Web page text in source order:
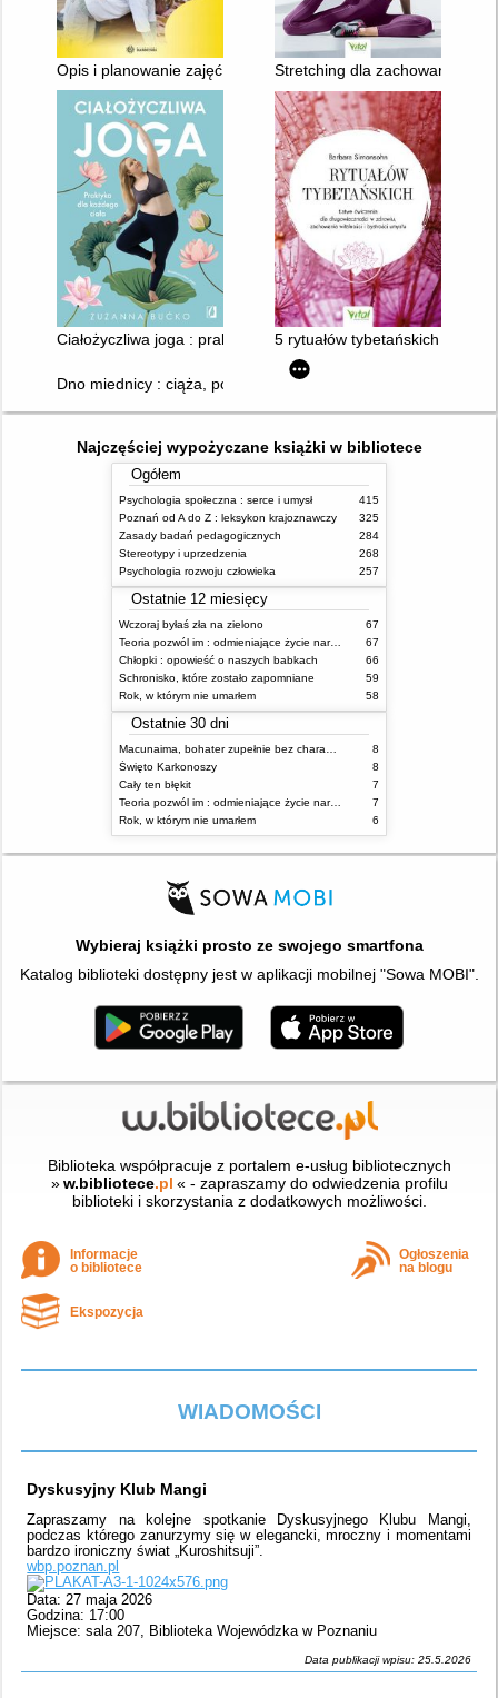
Opis i planowanie zajęć według Metody Ruchu Rozwijającego
Stretching dla zachowania
Ciałożyczliwa joga : praktyka dla każdego ciała
5 rytuałów tybetańskich :
Dno miednicy : ciąża, poród, połóg : anatomia i ćwiczenia
Najczęściej wypożyczane książki w bibliotece
Ogółem
Psychologia społeczna : serce i umysł
415
Poznań od A do Z : leksykon krajoznawczy
325
Zasady badań pedagogicznych
284
Stereotypy i uprzedzenia
268
Psychologia rozwoju człowieka
257
Ostatnie 12 miesięcy
Wczoraj byłaś zła na zielono
67
Teoria pozwól im : odmieniające życie narzędzie, o którym mówią miliony ludzi
67
Chłopki : opowieść o naszych babkach
66
Schronisko, które zostało zapomniane
59
Rok, w którym nie umarłem
58
Ostatnie 30 dni
Macunaima, bohater zupełnie bez charakteru
8
Święto Karkonoszy
8
Cały ten błękit
7
Teoria pozwól im : odmieniające życie narzędzie, o którym mówią miliony ludzi
7
Rok, w którym nie umarłem
6
Wybieraj książki prosto ze swojego smartfona
Katalog biblioteki dostępny jest w aplikacji mobilnej "Sowa MOBI".
Biblioteka współpracuje z portalem e-usług bibliotecznych
» w.bibliotece.pl « - zapraszamy do odwiedzenia profilu
biblioteki i skorzystania z dodatkowych możliwości.
Informacje
o bibliotece
Ogłoszenia
na blogu
Ekspozycja
WIADOMOŚCI
Dyskusyjny Klub Mangi
Zapraszamy na kolejne spotkanie Dyskusyjnego Klubu Mangi,
podczas którego zanurzymy się w elegancki, mroczny i momentami
bardzo ironiczny świat „Kuroshitsuji”.
wbp.poznan.pl
Data: 27 maja 2026
Godzina: 17:00
Miejsce: sala 207, Biblioteka Wojewódzka w Poznaniu
Data publikacji wpisu: 25.5.2026